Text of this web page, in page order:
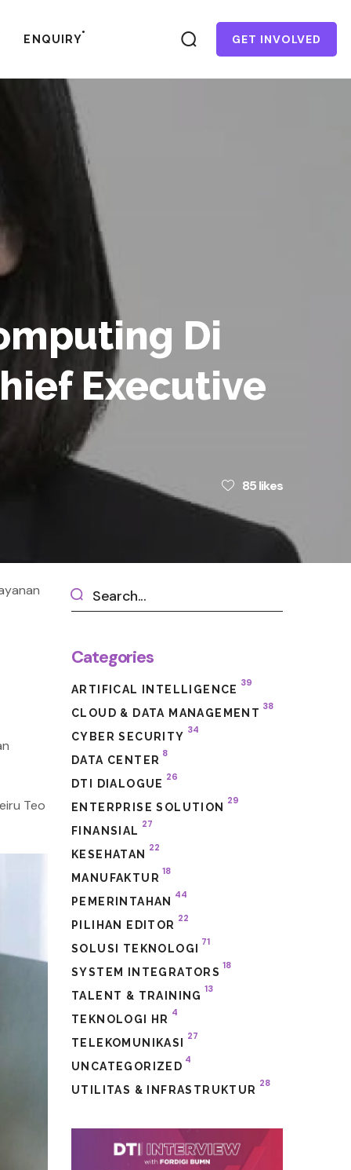
ENQUIRY GET INVOLVED
Di
Executive
85likes
Teo
Categories
ARTIFICAL INTELLIGENCE
39
CLOUD & DATA MANAGEMENT
38
CYBER SECURITY
34
DATA CENTER
8
DTI DIALOGUE
26
ENTERPRISE SOLUTION
29
FINANSIAL
27
KESEHATAN
22
MANUFAKTUR
18
PEMERINTAHAN
44
PILIHAN EDITOR
22
SOLUSI TEKNOLOGI
71
SYSTEM INTEGRATORS
18
TALENT & TRAINING
13
TEKNOLOGI HR
4
TELEKOMUNIKASI
27
UNCATEGORIZED
4
UTILITAS & INFRASTRUKTUR
28